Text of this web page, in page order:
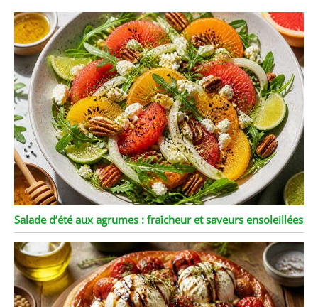
Salade d’été aux agrumes : fraîcheur et saveurs ensoleillées